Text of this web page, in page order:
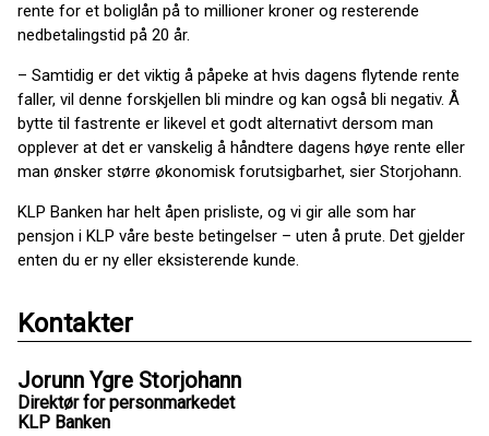
rente for et boliglån på to millioner kroner og resterende
nedbetalingstid på 20 år.
– Samtidig er det viktig å påpeke at hvis dagens flytende rente
faller, vil denne forskjellen bli mindre og kan også bli negativ. Å
bytte til fastrente er likevel et godt alternativt dersom man
opplever at det er vanskelig å håndtere dagens høye rente eller
man ønsker større økonomisk forutsigbarhet, sier Storjohann.
KLP Banken har helt åpen prisliste, og vi gir alle som har
pensjon i KLP våre beste betingelser – uten å prute. Det gjelder
enten du er ny eller eksisterende kunde.
Kontakter
Jorunn Ygre Storjohann
Direktør for personmarkedet
KLP Banken